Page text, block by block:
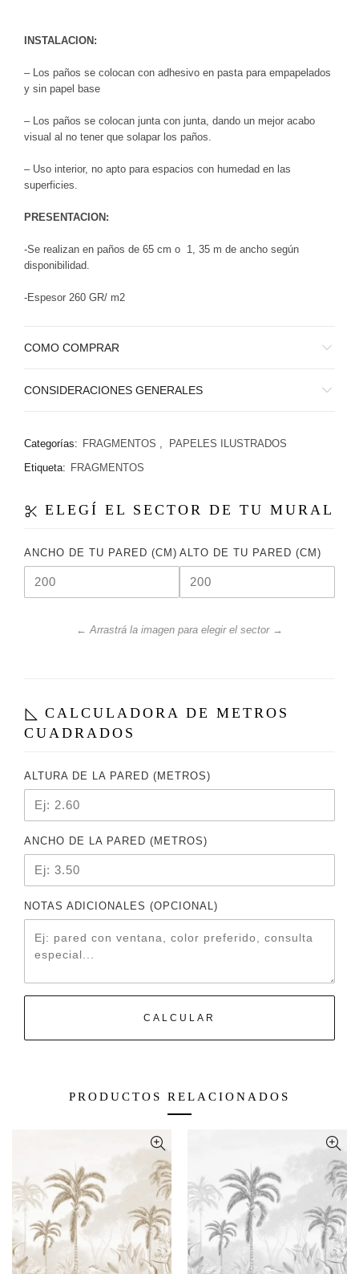
INSTALACION:
– Los paños se colocan con adhesivo en pasta para empapelados
y sin papel base
– Los paños se colocan junta con junta, dando un mejor acabo
visual al no tener que solapar los paños.
– Uso interior, no apto para espacios con humedad en las
superficies.
PRESENTACION:
-Se realizan en paños de 65 cm o 1, 35 m de ancho según
disponibilidad.
-Espesor 260 GR/ m2
COMO COMPRAR
CONSIDERACIONES GENERALES
Categorías: FRAGMENTOS ,
PAPELES ILUSTRADOS
Etiqueta: FRAGMENTOS
ELEGÍ EL SECTOR DE TU MURAL
ANCHO DE TU PARED (CM) ALTO DE TU PARED (CM)
← Arrastrá la imagen para elegir el sector →
CALCULADORA DE METROS
CUADRADOS
ALTURA DE LA PARED (METROS)
ANCHO DE LA PARED (METROS)
NOTAS ADICIONALES (OPCIONAL)
CALCULAR
PRODUCTOS RELACIONADOS